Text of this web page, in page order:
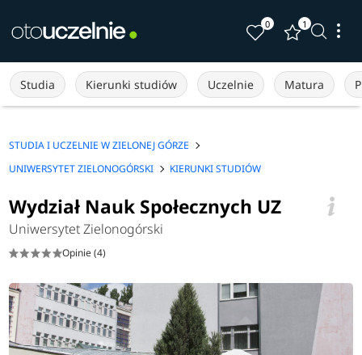
0 1
Studia Kierunki studiów Uczelnie Matura
STUDIA I UCZELNIE W ZIELONEJ GÓRZE
UNIWERSYTET ZIELONOGÓRSKI
KIERUNKI STUDIÓW
Wydział Nauk Społecznych UZ
Uniwersytet Zielonogórski
Opinie (4)